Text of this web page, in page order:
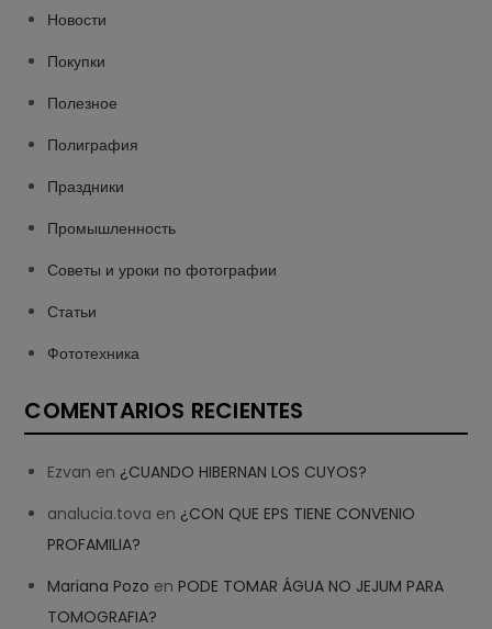
Новости
Покупки
Полезное
Полиграфия
Праздники
Промышленность
Советы и уроки по фотографии
Статьи
Фототехника
COMENTARIOS RECIENTES
Ezvan en ¿CUANDO HIBERNAN LOS CUYOS?
analucia.tova en ¿CON QUE EPS TIENE CONVENIO
PROFAMILIA?
Mariana Pozo enPODE TOMAR ÁGUA NO JEJUM PARA
TOMOGRAFIA?